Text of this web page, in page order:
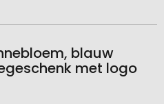
blauw
met logo